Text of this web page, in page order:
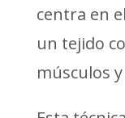
centra en
un tejido
músculos